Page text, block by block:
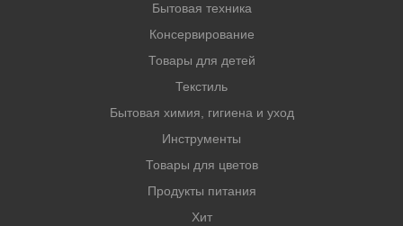
Бытовая техника
Консервирование
Товары для детей
Текстиль
Бытовая химия, гигиена и уход
Инструменты
Товары для цветов
Продукты питания
Хит